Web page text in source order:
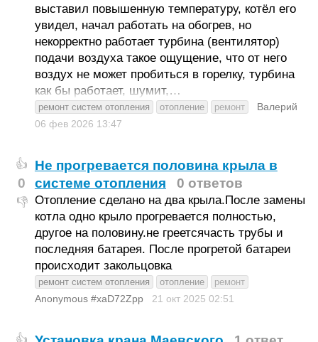
выставил повышенную температуру, котёл его
увидел, начал работать на обогрев, но
некорректно работает турбина (вентилятор)
подачи воздуха такое ощущение, что от него
воздух не может пробиться в горелку, турбина
как бы работает, шумит,…
ремонт систем отопления отопление ремонт
Валерий
06 фев 2026 13:47
👍
0
👎
Не прогревается половина крыла в
системе отопления
0 ответов
Отопление сделано на два крыла.После замены
котла одно крыло прогревается полностью,
другое на половину.не греетсячасть трубы и
последняя батарея. После прогретой батареи
происходит закольцовка
ремонт систем отопления отопление ремонт
Anonymous #xaD72Zpp 21 окт 2025 02:51